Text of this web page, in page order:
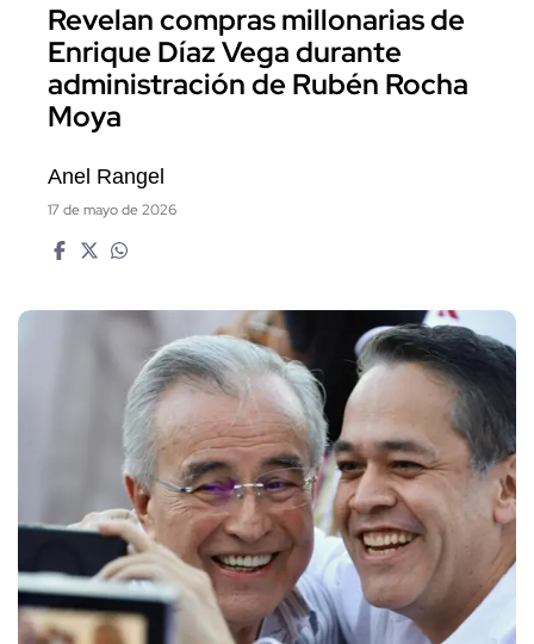
Revelan compras millonarias de
Enrique Díaz Vega durante
administración de Rubén Rocha
Moya
Anel Rangel
17 de mayo de 2026